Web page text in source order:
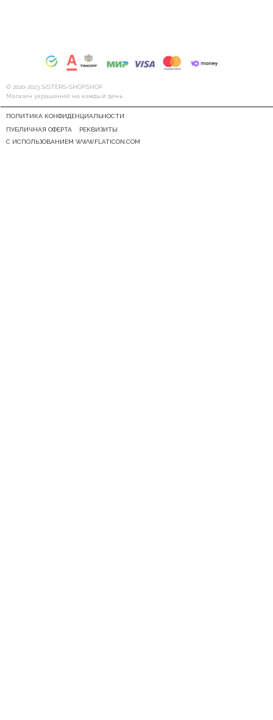
© 2020-2023 SiSTERS-SHOP.SHOP
Магазин украшений на каждый день
РЕКВИЗИТЫ
ПОЛИТИКА КОНФИДЕНЦИАЛЬНОСТИ
ПУБЛИЧНАЯ ОФЕРТА
С ИСПОЛЬЗОВАНИЕМ WWW.FLATICON.COM